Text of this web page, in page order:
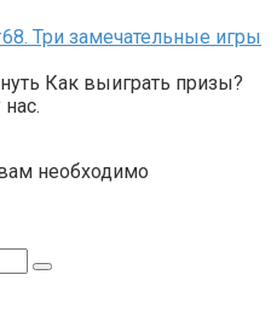
Три замечательные игры
Как выиграть призы?
необходимо